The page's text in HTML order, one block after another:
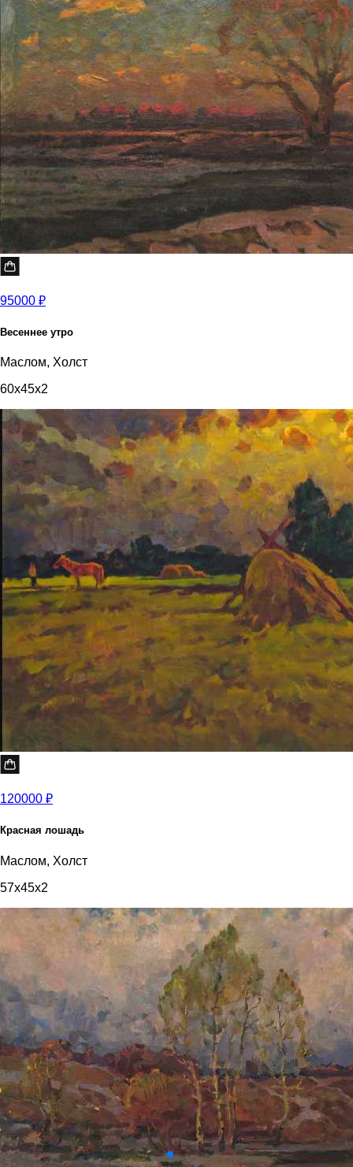
95000 ₽
Весеннее утро
Маслом, Холст
60x45x2
120000 ₽
Красная лошадь
Маслом, Холст
57x45x2